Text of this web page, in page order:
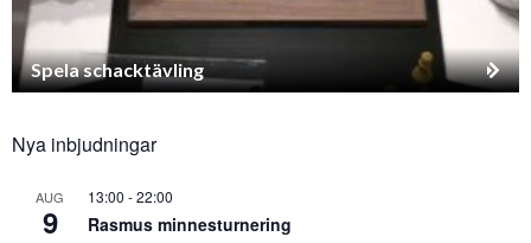
Spela schacktävling
Nya inbjudningar
AUG
9
13:00 -22:00
Rasmus minnesturnering